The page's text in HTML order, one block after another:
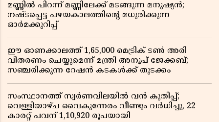
മണ്ണിൽ പിറന്ന് മണ്ണിലേക്ക് മടങ്ങുന്ന മനുഷ്യൻ;
നഷ്ടപ്പെട്ട പഴയകാലത്തിൻ്റെ മധുരിക്കുന്ന
ഓർമക്കുറിപ്പ്
ഈ ഓണക്കാലത്ത് 1,65,000 മെട്രിക് ടൺ അരി
വിതരണം ചെയ്യുമെന്ന് മന്ത്രി അനൂപ് ജേക്കബ്;
സഞ്ചരിക്കുന്ന റേഷൻ കടകൾക്ക് തുടക്കം
സംസ്ഥാനത്ത് സ്വർണവിലയിൽ വൻ കുതിപ്പ്;
വെള്ളിയാഴ്ച വൈകുന്നേരം വീണ്ടും വർധിച്ചു, 22
കാരറ്റ് പവന് 1,10,920 രൂപയായി